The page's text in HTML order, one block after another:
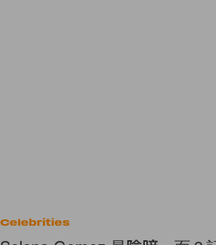
Celebrities